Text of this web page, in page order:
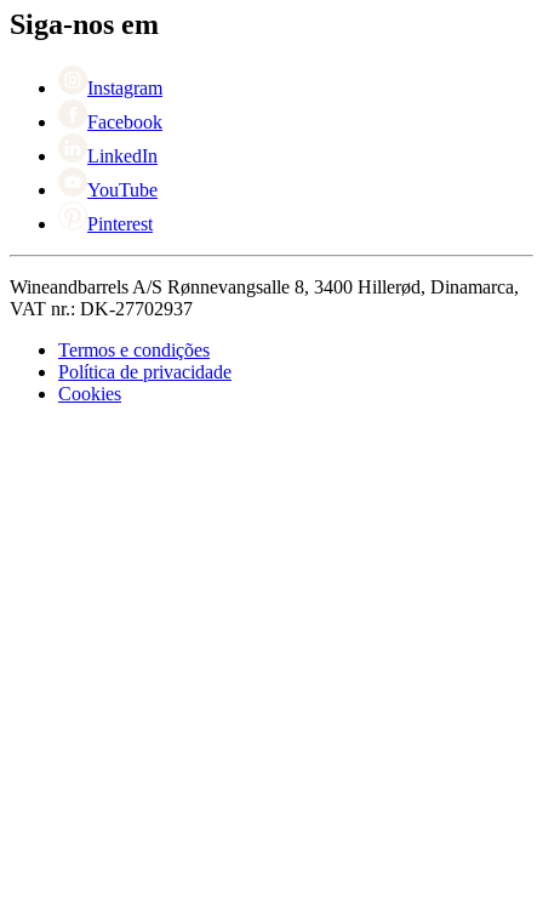
Black Friday
Singles Day
Siga-nos em
Instagram
Facebook
LinkedIn
YouTube
Pinterest
Wineandbarrels A/S Rønnevangsalle 8, 3400 Hillerød, Dinamarca,
VAT nr.: DK-27702937
Termos e condições
Política de privacidade
Cookies